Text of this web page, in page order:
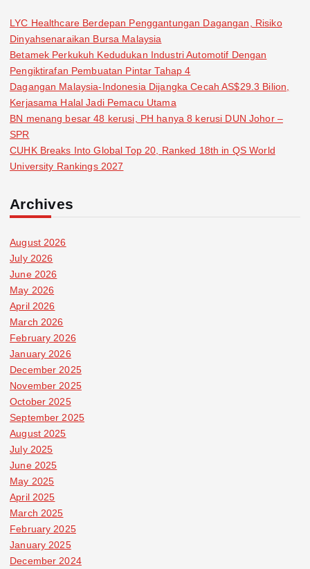
LYC Healthcare Berdepan Penggantungan Dagangan, Risiko
Dinyahsenaraikan Bursa Malaysia
Betamek Perkukuh Kedudukan Industri Automotif Dengan
Pengiktirafan Pembuatan Pintar Tahap 4
Dagangan Malaysia-Indonesia Dijangka Cecah AS$29.3 Bilion,
Kerjasama Halal Jadi Pemacu Utama
BN menang besar 48 kerusi, PH hanya 8 kerusi DUN Johor –
SPR
CUHK Breaks Into Global Top 20, Ranked 18th in QS World
University Rankings 2027
Archives
August 2026
July 2026
June 2026
May 2026
April 2026
March 2026
February 2026
January 2026
December 2025
November 2025
October 2025
September 2025
August 2025
July 2025
June 2025
May 2025
April 2025
March 2025
February 2025
January 2025
December 2024